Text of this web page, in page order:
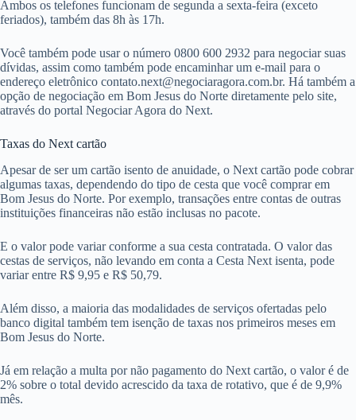
Ambos os telefones funcionam de segunda a sexta-feira (exceto
feriados), também das 8h às 17h.
Você também pode usar o número 0800 600 2932 para negociar suas
dívidas, assim como também pode encaminhar um e-mail para o
endereço eletrônico contato.next@negociaragora.com.br. Há também a
opção de negociação em Bom Jesus do Norte diretamente pelo site,
através do portal Negociar Agora do Next.
Taxas do Next cartão
Apesar de ser um cartão isento de anuidade, o Next cartão pode cobrar
algumas taxas, dependendo do tipo de cesta que você comprar em
Bom Jesus do Norte. Por exemplo, transações entre contas de outras
instituições financeiras não estão inclusas no pacote.
E o valor pode variar conforme a sua cesta contratada. O valor das
cestas de serviços, não levando em conta a Cesta Next isenta, pode
variar entre R$ 9,95 e R$ 50,79.
Além disso, a maioria das modalidades de serviços ofertadas pelo
banco digital também tem isenção de taxas nos primeiros meses em
Bom Jesus do Norte.
Já em relação a multa por não pagamento do Next cartão, o valor é de
2% sobre o total devido acrescido da taxa de rotativo, que é de 9,9%
mês.